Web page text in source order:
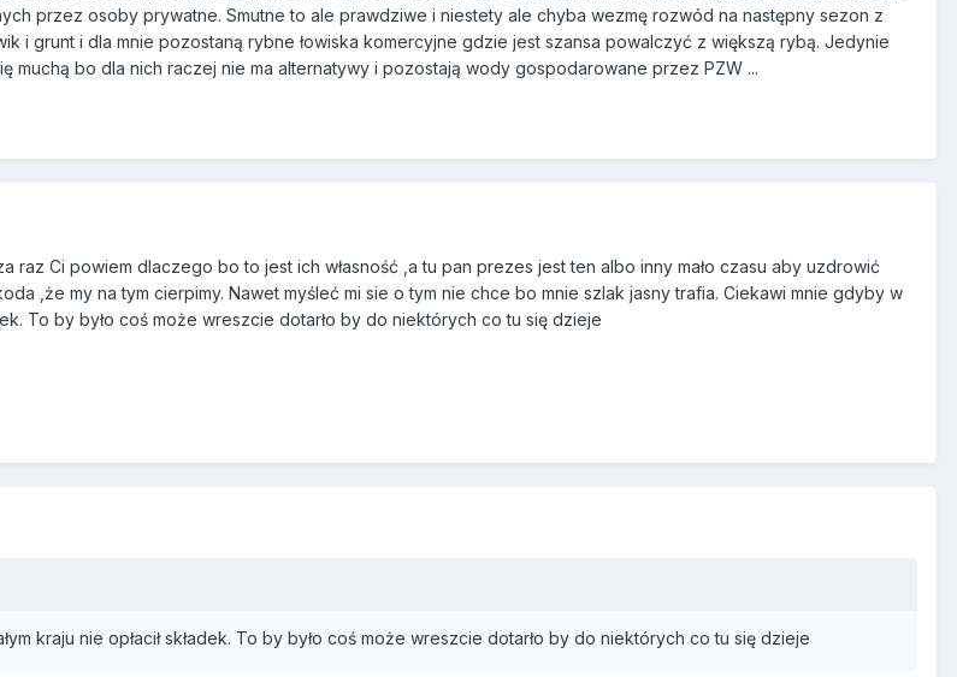
przez osoby prywatne. Smutne to ale prawdziwe i niestety ale chyba wezmę rozwód na następny sezon z
i grunt i dla mnie pozostaną rybne łowiska komercyjne gdzie jest szansa powalczyć z większą rybą. Jedynie
muchą bo dla nich raczej nie ma alternatywy i pozostają wody gospodarowane przez PZW ...
raz Ci powiem dlaczego bo to jest ich własność ,a tu pan prezes jest ten albo inny mało czasu aby uzdrowić
,że my na tym cierpimy. Nawet myśleć mi sie o tym nie chce bo mnie szlak jasny trafia. Ciekawi mnie gdyby w
To by było coś może wreszcie dotarło by do niektórych co tu się dzieje
kraju nie opłacił składek. To by było coś może wreszcie dotarło by do niektórych co tu się dzieje